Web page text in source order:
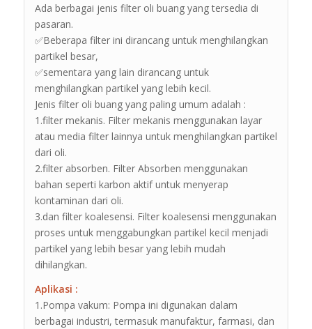
Ada berbagai jenis filter oli buang yang tersedia di
pasaran.
✅Beberapa filter ini dirancang untuk menghilangkan
partikel besar,
✅sementara yang lain dirancang untuk
menghilangkan partikel yang lebih kecil.
Jenis filter oli buang yang paling umum adalah :
1.filter mekanis. Filter mekanis menggunakan layar
atau media filter lainnya untuk menghilangkan partikel
dari oli.
2.filter absorben. Filter Absorben menggunakan
bahan seperti karbon aktif untuk menyerap
kontaminan dari oli.
3.dan filter koalesensi. Filter koalesensi menggunakan
proses untuk menggabungkan partikel kecil menjadi
partikel yang lebih besar yang lebih mudah
dihilangkan.
Aplikasi :
1.Pompa vakum: Pompa ini digunakan dalam
berbagai industri, termasuk manufaktur, farmasi, dan